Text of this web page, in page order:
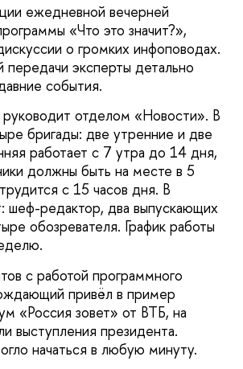
ежедневной вечерней
«Что это значит?»,
о громких инфоповодах.
передачи эксперты детально
события.
отделом «Новости». В
бригады: две утренние и две
работает с 7 утра до 14 дня,
должны быть на месте в 5
с 15 часов дня. В
шеф-редактор, два выпускающих
обозревателя. График работы
с работой программного
привёл в пример
«Россия зовет» от ВТБ, на
выступления президента.
начаться в любую минуту.